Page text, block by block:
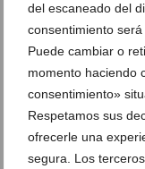
del escaneado del
consentimiento
Puede cambiar o
momento haciendo
consentimiento»
Respetamos sus
ofrecerle una
segura. Los
Pescado fresco cada día en La
Platos sabrosos y originales en